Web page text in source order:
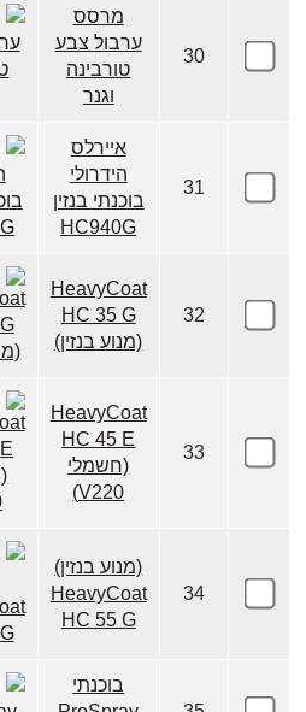
30
מרסס
ערבול צבע
טורבינה
וגנר
31
איירלס
הידרולי
בוכנתי בנזין
HC940G
32
HeavyCoat
HC 35 G
(מנוע בנזין)
33
HeavyCoat
HC 45 E
(חשמלי
V220)
34
(מנוע בנזין)
HeavyCoat
HC 55 G
בוכנתי